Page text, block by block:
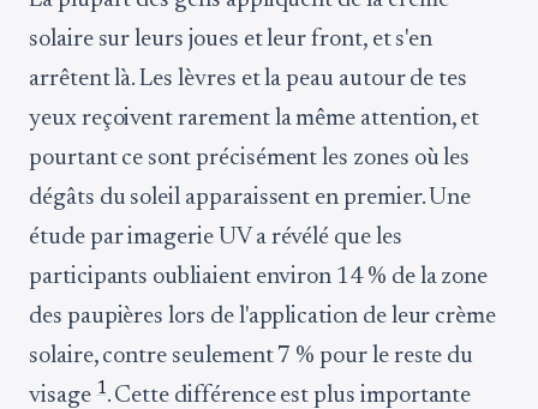
solaire sur leurs joues et leur front, et s'en
arrêtent là. Les lèvres et la peau autour de tes
yeux reçoivent rarement la même attention, et
pourtant ce sont précisément les zones où les
dégâts du soleil apparaissent en premier. Une
étude par imagerie UV a révélé que les
participants oubliaient environ 14 % de la zone
des paupières lors de l'application de leur crème
solaire, contre seulement 7 % pour le reste du
visage 1. Cette différence est plus importante